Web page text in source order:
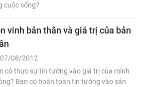
cuộc sống?
vinh bản thân và giá trị của bản
07/08/2012
có thực sự tin tưởng vào giá trị của mình
Bạn có hoàn toàn tin tưởng vào sản